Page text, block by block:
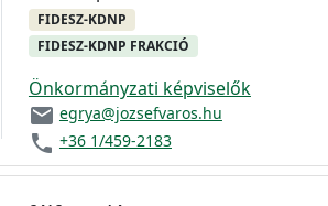
FIDESZ-KDNP
FIDESZ-KDNP FRAKCIÓ
Önkormányzati képviselők
email egrya@jozsefvaros.hu
phone +36 1/459-2183